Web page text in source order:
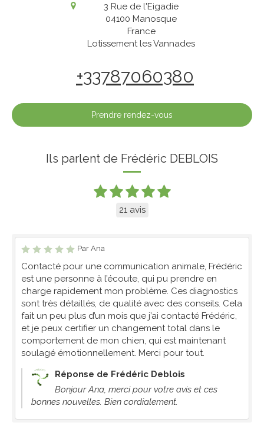
3 Rue de l'Eigadie
04100 Manosque
France
Lotissement les Vannades
+33787060380
Prendre rendez-vous
Ils parlent de Frédéric DEBLOIS
21 avis
Par Ana
Contacté pour une communication animale, Frédéric
est une personne à l’écoute, qui pu prendre en
charge rapidement mon problème. Ces diagnostics
sont très détaillés, de qualité avec des conseils. Cela
fait un peu plus d’un mois que j’ai contacté Frédéric,
et je peux certifier un changement total dans le
comportement de mon chien, qui est maintenant
soulagé émotionnellement. Merci pour tout.
Réponse de Frédéric Deblois
Bonjour Ana, merci pour votre avis et ces
bonnes nouvelles. Bien cordialement.